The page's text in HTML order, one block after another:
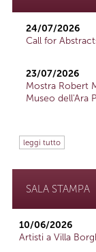
24/07/2026
Call for
23/07/2026
Mostra Robert
Museo dell'Ara
leggi tutto
SALA STAMPA
10/06/2026
Artisti a Villa